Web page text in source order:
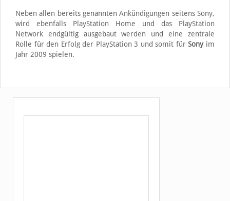
Neben allen bereits genannten Ankündigungen seitens Sony,
wird ebenfalls PlayStation Home und das PlayStation
Network endgültig ausgebaut werden und eine zentrale
Rolle für den Erfolg der PlayStation 3 und somit fürSonyim
Jahr 2009 spielen.